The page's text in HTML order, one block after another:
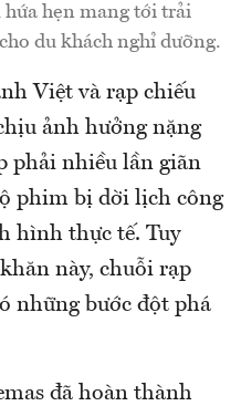
hẹn mang tới trải
du khách nghỉ dưỡng.
Việt và rạp chiếu
ảnh hưởng nặng
phải nhiều lần giãn
phim bị dời lịch công
hình thực tế. Tuy
này, chuỗi rạp
những bước đột phá
đã hoàn thành